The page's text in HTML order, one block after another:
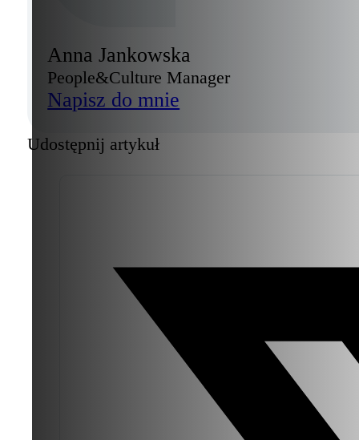
Anna Jankowska
People&Culture Manager
Napisz do mnie
Udostępnij artykuł